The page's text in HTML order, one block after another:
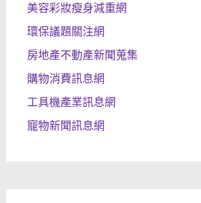
美容彩妝瘦身減重網
環保議題關注網
房地產不動產新聞蒐集
購物消費訊息網
工具機產業訊息網
寵物新聞訊息網